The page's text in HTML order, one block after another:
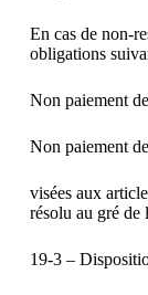
En cas de non-
obligations
Non paiement
Non paiement
visées aux
résolu au gré de
19-3 –